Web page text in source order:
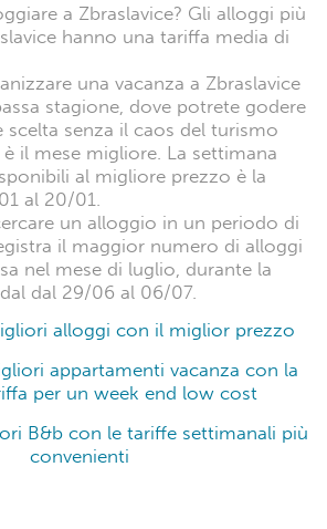
a Zbraslavice? Gli alloggi più
hanno una tariffa media di
una vacanza a Zbraslavice
stagione, dove potrete godere
scelta senza il caos del turismo
il mese migliore. La settimana
al migliore prezzo è la
al 20/01.
un alloggio in un periodo di
il maggior numero di alloggi
nel mese di luglio, durante la
dal 29/06 al 06/07.
alloggi con il miglior prezzo
appartamenti vacanza con la
per un week end low cost
B&b con le tariffe settimanali più
convenienti